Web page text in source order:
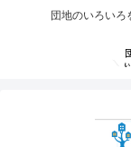
団地のいろいろ